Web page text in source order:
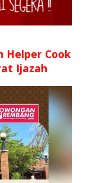
Helper Cook
Ijazah